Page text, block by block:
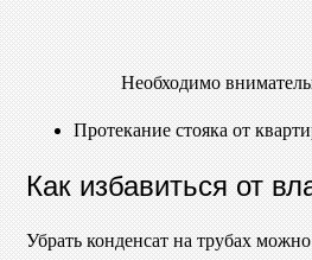
Необходимо
Протекание стояка от
Как избавиться от
Убрать конденсат на трубах